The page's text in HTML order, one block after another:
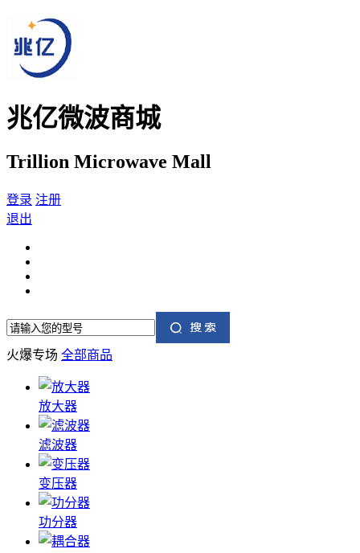
兆亿微波商城
Trillion Microwave Mall
登录 注册
退出
火爆专场 全部商品
放大器
滤波器
变压器
功分器